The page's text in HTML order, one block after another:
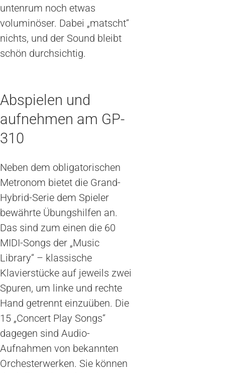
untenrum noch etwas
voluminöser. Dabei „matscht“
nichts, und der Sound bleibt
schön durchsichtig.
Abspielen und
aufnehmen am GP-
310
Neben dem obligatorischen
Metronom bietet die Grand-
Hybrid-Serie dem Spieler
bewährte Übungshilfen an.
Das sind zum einen die 60
MIDI-Songs der „Music
Library“ – klassische
Klavierstücke auf jeweils zwei
Spuren, um linke und rechte
Hand getrennt einzuüben. Die
15 „Concert Play Songs“
dagegen sind Audio-
Aufnahmen von bekannten
Orchesterwerken. Sie können